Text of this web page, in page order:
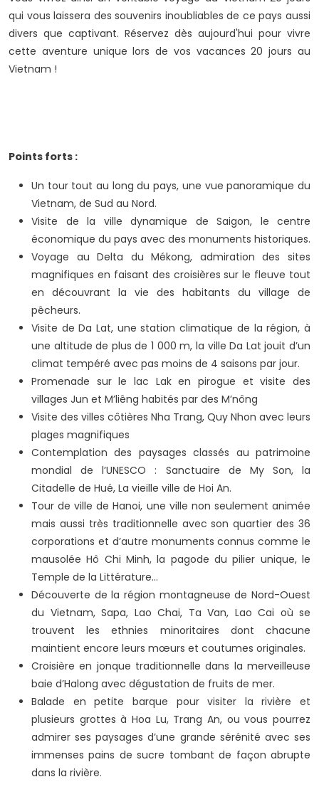
qui vous laissera des souvenirs inoubliables de ce pays aussi
divers que captivant. Réservez dès aujourd'hui pour vivre
cette aventure unique lors de vos vacances 20 jours au
Vietnam !
Points forts :
Un tour tout au long du pays, une vue panoramique du
Vietnam, de Sud au Nord.
Visite de la ville dynamique de Saigon, le centre
économique du pays avec des monuments historiques.
Voyage au Delta du Mékong, admiration des sites
magnifiques en faisant des croisières sur le fleuve tout
en découvrant la vie des habitants du village de
pêcheurs.
Visite de Da Lat, une station climatique de la région, à
une altitude de plus de 1 000 m, la ville Da Lat jouit d’un
climat tempéré avec pas moins de 4 saisons par jour.
Promenade sur le lac Lak en pirogue et visite des
villages Jun et M’liêng habités par des M’nông
Visite des villes côtières Nha Trang, Quy Nhon avec leurs
plages magnifiques
Contemplation des paysages classés au patrimoine
mondial de l’UNESCO : Sanctuaire de My Son, la
Citadelle de Hué, La vieille ville de Hoi An.
Tour de ville de Hanoi, une ville non seulement animée
mais aussi très traditionnelle avec son quartier des 36
corporations et d’autre monuments connus comme le
mausolée Hô Chi Minh, la pagode du pilier unique, le
Temple de la Littérature...
Découverte de la région montagneuse de Nord-Ouest
du Vietnam, Sapa, Lao Chai, Ta Van, Lao Cai où se
trouvent les ethnies minoritaires dont chacune
maintient encore leurs mœurs et coutumes originales.
Croisière en jonque traditionnelle dans la merveilleuse
baie d’Halong avec dégustation de fruits de mer.
Balade en petite barque pour visiter la rivière et
plusieurs grottes à Hoa Lu, Trang An, ou vous pourrez
admirer ses paysages d’une grande sérénité avec ses
immenses pains de sucre tombant de façon abrupte
dans la rivière.